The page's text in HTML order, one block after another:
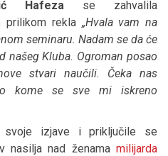
Hafeza se zahvalila
prilikom rekla „Hvala vam na
seminaru. Nadam se da će
našeg Kluba. Ogroman posao
stvari naučili. Čeka nas
kome se sve mi iskreno
svoje izjave i priključile se
nasilja nad ženama milijarda